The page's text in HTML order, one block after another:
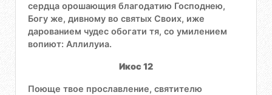
сердца орошающия благодатию Господнею,
Богу же, дивному во святых Своих, иже
дарованием чудес обогати тя, со умилением
вопиют: Аллилуиа.
Икос 12
Поюще твое прославление, святителю